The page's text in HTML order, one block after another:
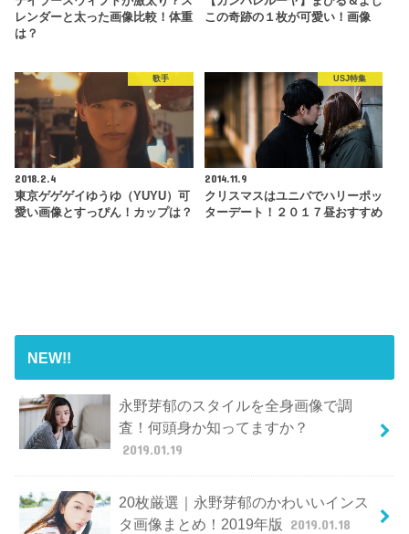
レンダーと太った画像比較！体重
は？
この奇跡の１枚が可愛い！画像
歌手
2018.2.4
東京ゲゲゲイゆうゆ（YUYU）可
愛い画像とすっぴん！カップは？
USJ特集
2014.11.9
クリスマスはユニバでハリーポッ
ターデート！２０１７昼おすすめ
NEW!!
永野芽郁のスタイルを全身画像で調
査！何頭身か知ってますか？
2019.01.19
20枚厳選｜永野芽郁のかわいいインス
タ画像まとめ！2019年版
2019.01.18